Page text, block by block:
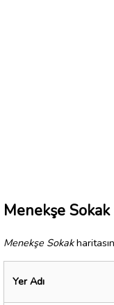
Menekşe Sokak
Menekşe Sokak
Yer Adı